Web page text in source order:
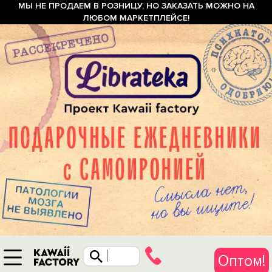
МЫ НЕ ПРОДАЕМ В РОЗНИЦУ, НО ЗАКАЗАТЬ МОЖНО НА
ЛЮБОМ МАРКЕТПЛЕЙСЕ!
Оптом!